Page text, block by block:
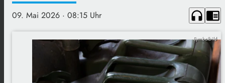
09. Mai 2026 · 08:15 Uhr headphones chrome_reader_mode
Symbolbild